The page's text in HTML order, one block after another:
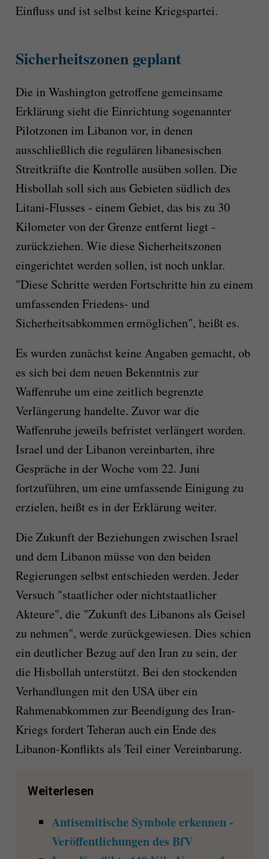
Einfluss und ist selbst keine Kriegspartei.
Sicherheitszonen geplant
Die in Washington getroffene gemeinsame
Erklärung sieht die Einrichtung sogenannter
Pilotzonen im Libanon vor, in denen
ausschließlich die regulären libanesischen
Streitkräfte die Kontrolle ausüben sollen. Die
Hisbollah soll sich aus Gebieten südlich des
Litani-Flusses - einem Gebiet, das bis zu 30
Kilometer von der Grenze entfernt liegt -
zurückziehen. Wie diese Sicherheitszonen
eingerichtet werden sollen, ist noch unklar.
"Diese Schritte werden Fortschritte hin zu einem
umfassenden Friedens- und
Sicherheitsabkommen ermöglichen", heißt es.
Es wurden zunächst keine Angaben gemacht, ob
es sich bei dem neuen Bekenntnis zur
Waffenruhe um eine zeitlich begrenzte
Verlängerung handelte. Zuvor war die
Waffenruhe jeweils befristet verlängert worden.
Israel und der Libanon vereinbarten, ihre
Gespräche in der Woche vom 22. Juni
fortzuführen, um eine umfassende Einigung zu
erzielen, heißt es in der Erklärung weiter.
Die Zukunft der Beziehungen zwischen Israel
und dem Libanon müsse von den beiden
Regierungen selbst entschieden werden. Jeder
Versuch "staatlicher oder nichtstaatlicher
Akteure", die "Zukunft des Libanons als Geisel
zu nehmen", werde zurückgewiesen. Dies schien
ein deutlicher Bezug auf den Iran zu sein, der
die Hisbollah unterstützt. Bei den stockenden
Verhandlungen mit den USA über ein
Rahmenabkommen zur Beendigung des Iran-
Kriegs fordert Teheran auch ein Ende des
Libanon-Konflikts als Teil einer Vereinbarung.
Weiterlesen
Antisemitische Symbole erkennen -
Veröffentlichungen des BfV